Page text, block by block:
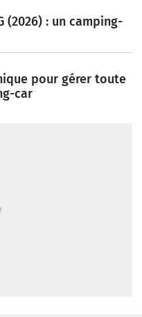
(2026) : un camping-
pour gérer toute
car